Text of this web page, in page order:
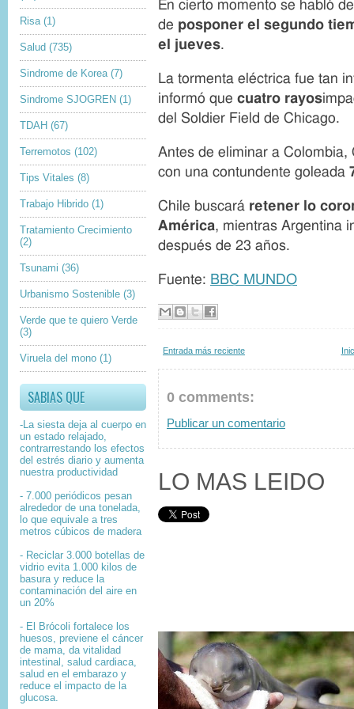
Risa (1)
Salud (735)
Sindrome de Korea (7)
Sindrome SJOGREN (1)
TDAH (67)
Terremotos (102)
Tips Vitales (8)
Trabajo Hibrido (1)
Tratamiento Crecimiento
(2)
Tsunami (36)
Urbanismo Sostenible (3)
Verde que te quiero Verde
(3)
Viruela del mono (1)
SABIAS QUE
-La siesta deja al cuerpo en
un estado relajado,
contrarrestando los efectos
del estrés diario y aumenta
nuestra productividad
- 7.000 periódicos pesan
alrededor de una tonelada,
lo que equivale a tres
metros cúbicos de madera
- Reciclar 3.000 botellas de
vidrio evita 1.000 kilos de
basura y reduce la
contaminación del aire en
un 20%
- El Brócoli fortalece los
huesos, previene el cáncer
de mama, da vitalidad
intestinal, salud cardiaca,
salud en el embarazo y
reduce el impacto de la
glucosa.
o
p
r
g
h
t
c
a
o
n
En cierto momento se habló
de posponer el segundo
el jueves.
La tormenta eléctrica fue tan
informó que cuatro rayos
del Soldier Field de Chicago.
Antes de eliminar a Colombia,
con una contundente goleada
Chile buscará retener lo
América, mientras Argentina
después de 23 años.
Fuente: BBC MUNDO
Entrada más reciente
0 comments:
Publicar un comentario
LO MAS LEIDO